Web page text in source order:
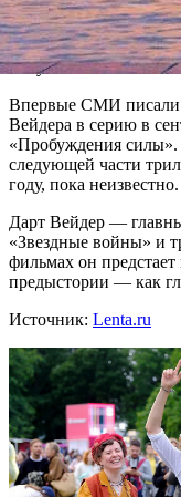
В ленте сыграли
Мендельсон и Алан
получил название
Впервые СМИ писали
Вейдера в серию в
«Пробуждения силы».
следующей части
году, пока неизвестно.
Дарт Вейдер —
«Звездные войны» и
фильмах он
предыстории — как
Источник: Lenta.ru